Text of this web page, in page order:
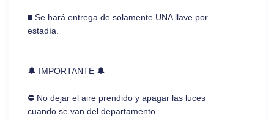
■ Se hará entrega de solamente UNA llave por
estadía.
🔔 IMPORTANTE 🔔
⛔ No dejar el aire prendido y apagar las luces
cuando se van del departamento.